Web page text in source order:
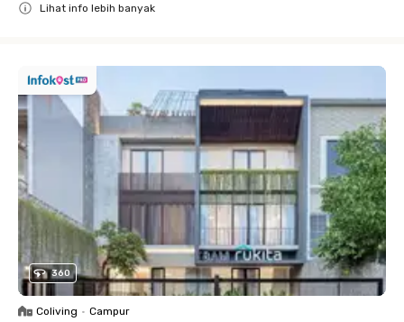
Lihat info lebih banyak
360
Coliving • Campur